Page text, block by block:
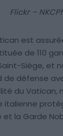
Flickr –
est
de 110
Siège, et
de défense
du Vatican,
italienne
et la Garde